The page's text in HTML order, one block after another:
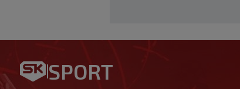
SPORT
Bio je hit druge lige, a
‘Imao sam 16 ponuda, ali